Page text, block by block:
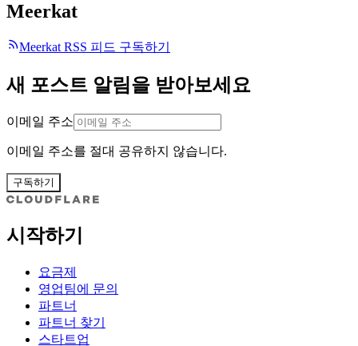
Meerkat
Meerkat RSS 피드 구독하기
새 포스트 알림을 받아보세요
이메일 주소
이메일 주소를 절대 공유하지 않습니다.
구독하기
시작하기
요금제
영업팀에 문의
파트너
파트너 찾기
스타트업